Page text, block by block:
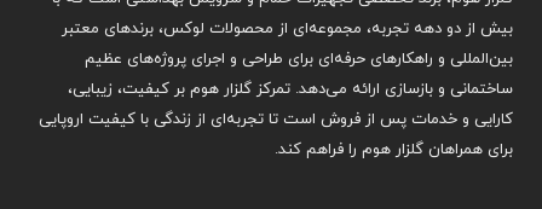
بیش از دو دهه تجربه، مجموعه‌ای از محصولات لوکس، برندهای معتبر
بین‌المللی و راهکارهای حرفه‌ای برای طراحی و اجرای پروژه‌های عظیم
ساختمانی و بازسازی ارائه می‌دهد. تمرکز گلزار هوم بر کیفیت، زیبایی،
کارایی و خدمات پس از فروش است تا تجربه‌ای از زندگی با کیفیت اروپایی
برای همراهان گلزار هوم را فراهم کند.